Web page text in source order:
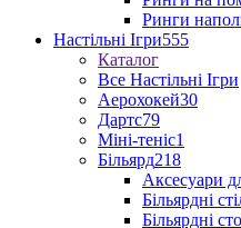
Ринги
Настільні Ігри555
Каталог
Все Настільні Ігри
Аерохокей30
Дартс79
Міні-теніс1
Більярд218
Аксесуари
Більярдні
Більярдні